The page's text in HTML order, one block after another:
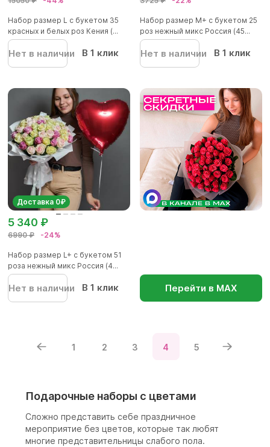
Набор размер L с букетом 35
красных и белых роз Кения (...
Нет в наличии В 1 клик
Набор размер М+ с букетом 25
роз нежный микс Россия (45...
Нет в наличии В 1 клик
Доставка 0₽
6990 ₽ -24%
5 340 ₽
Набор размер L+ с букетом 51
роза нежный микс Россия (4...
Нет в наличии В 1 клик Перейти в МАХ
1 2 3 4 5
Подарочные наборы с цветами
Сложно представить себе праздничное
мероприятие без цветов, которые так любят
многие представительницы слабого пола.